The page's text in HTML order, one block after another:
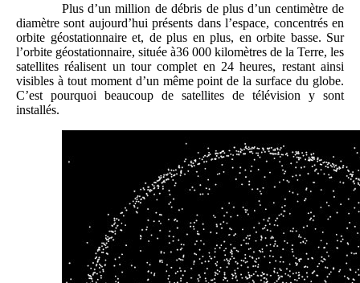
Plus d’un million de débris de plus d’un centimètre de
diamètre sont aujourd’hui présents dans l’espace, concentrés en
orbite géostationnaire et, de plus en plus, en orbite basse. Sur
l’orbite géostationnaire, située à36 000 kilomètres de la Terre, les
satellites réalisent un tour complet en 24 heures, restant ainsi
visibles à tout moment d’un même point de la surface du globe.
C’est pourquoi beaucoup de satellites de télévision y sont
installés.